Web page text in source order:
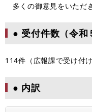
多くの御意見をいただ
● 受付件数（令和
114件（広報課で受け付け
● 内訳